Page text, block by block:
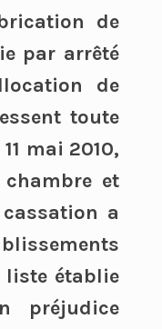
de
par arrêté
de
toute
mai 2010,
et
a
liste établie
préjudice